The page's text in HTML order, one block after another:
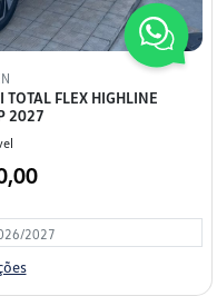
FLEX HIGHLINE
2027
2027